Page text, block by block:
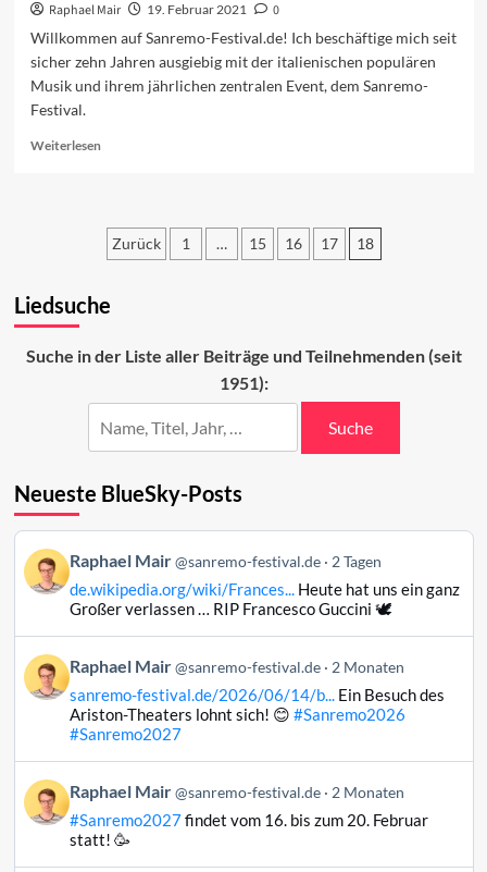
Raphael Mair 19. Februar 2021
0
Willkommen auf Sanremo-Festival.de! Ich beschäftige mich seit
sicher zehn Jahren ausgiebig mit der italienischen populären
Musik und ihrem jährlichen zentralen Event, dem Sanremo-
Festival.
WeiterlesenRead
dieser
Blog?
der
Beiträge
Zurück 1 … 15 16 17 18
Liedsuche
Suche in der Liste aller Beiträge und Teilnehmenden (seit
1951):
Suche
Neueste BlueSky-Posts
Beitrag
von
Raphael
Bluesky
ansehen
Raphael Mair @sanremo-festival.de 2 Tagen
de.wikipedia.org/wiki/Frances...Heute hat uns ein ganz
Großer verlassen … RIP Francesco Guccini 🕊️
Beitrag
von
Raphael
ansehen
Raphael Mair @sanremo-festival.de 2 Monaten
sanremo-festival.de/2026/06/14/b...Ein Besuch des
Ariston-Theaters lohnt sich! 😊 #Sanremo2026
#Sanremo2027
Beitrag
von
Raphael
Raphael Mair @sanremo-festival.de 2 Monaten
#Sanremo2027findet vom 16. bis zum 20. Februar
statt! 🥳